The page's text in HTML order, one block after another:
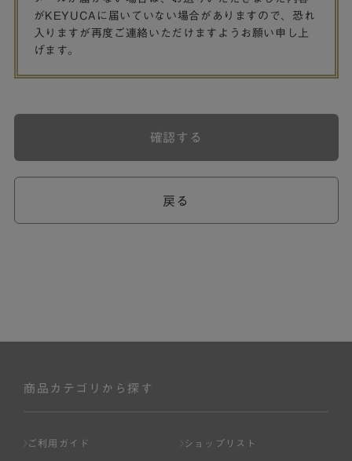
がKEYUCAに届いていない場合がありますので、恐れ
入りますが再度ご連絡いただけますようお願い申し上
げます。
戻る
確認する
商品カテゴリから探す
ご利用ガイド ショップリスト